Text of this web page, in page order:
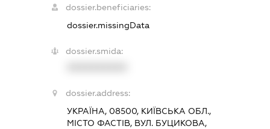
dossier.beneficiaries:
dossier.missingData
dossier.smida:
dossier.address:
УКРАЇНА, 08500, КИЇВСЬКА ОБЛ.,
МІСТО ФАСТІВ, ВУЛ. БУЦИКОВА,